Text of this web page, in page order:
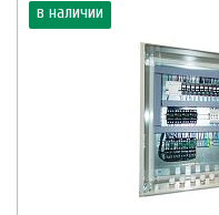
в наличии